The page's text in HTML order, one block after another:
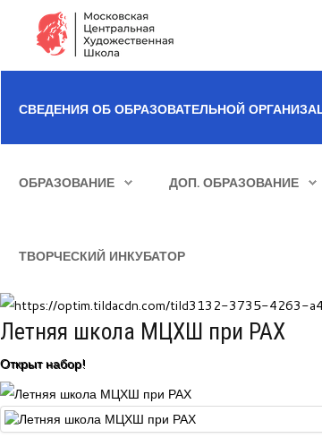
Образование
Доп. образование
Курсы повышения квалификации
ИСКАТЬ...
СВЕДЕНИЯ ОБ ОБРАЗОВАТЕЛЬНОЙ
ОБРАЗОВАНИЕ ДОП. ОБРАЗОВАНИЕ
ТВОРЧЕСКИЙ ИНКУБАТОР
Летняя школа МЦХШ при РАХ
Открыт набор!